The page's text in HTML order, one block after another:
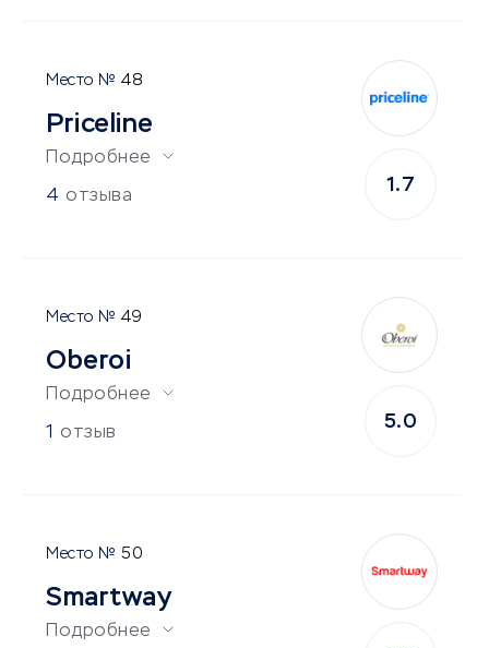
48
Priceline
Подробнее
4 отзыва
1.7
49
Oberoi
Подробнее
1 отзыв
5.0
50
Smartway
Подробнее